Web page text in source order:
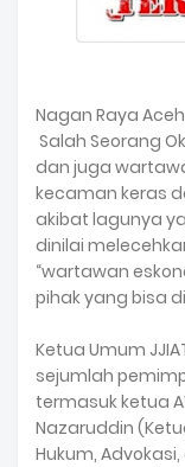
Nagan Raya
Salah Seorang
dan juga
kecaman keras
akibat lagunya
dinilai
“wartawan
pihak yang bisa
Ketua Umum
sejumlah
termasuk ketua
Nazaruddin
Hukum,